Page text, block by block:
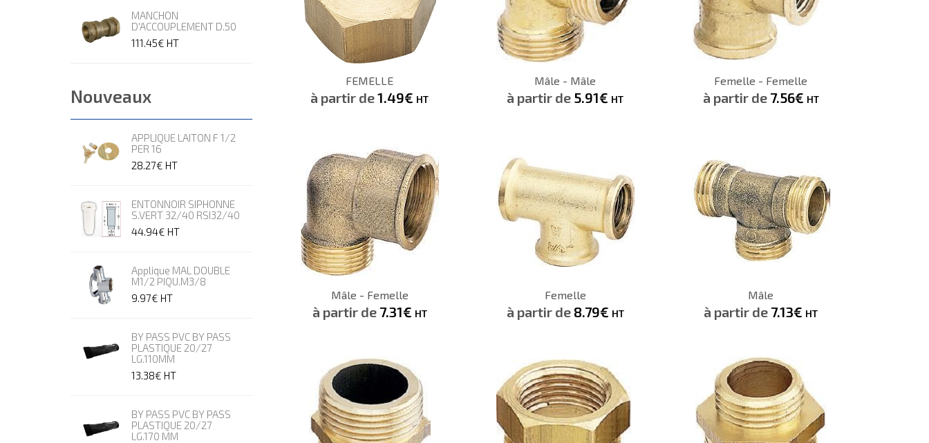
MANCHON
D'ACCOUPLEMENT D.50
111.45€ HT
Nouveaux
APPLIQUE LAITON F 1/2
PER 16
28.27€ HT
ENTONNOIR SIPHONNE
S.VERT 32/40 RSI32/40
44.94€ HT
Applique MAL DOUBLE
M1/2 PIQU.M3/8
9.97€ HT
BY PASS PVC BY PASS
PLASTIQUE 20/27
LG.110MM
13.38€ HT
BY PASS PVC BY PASS
PLASTIQUE 20/27
LG.170 MM
FEMELLE
à partir de1.49€ HT
CONSULTER
Demande de devis
Mâle - Mâle
à partir de 5.91€ HT
CONSULTER
Demande de devis
Femelle - Femelle
à partir de 7.56€ HT
Demande de devis
7.31€
HT
Mâle - Femelle
à partir de 7.31€ HT
Demande de devis
8.79€
HT
Femelle
à partir de 8.79€ HT
Demande de devis
Mâle
à partir de 7.13€ HT
Demande de devis
1.92€
HT 2.57€
HT